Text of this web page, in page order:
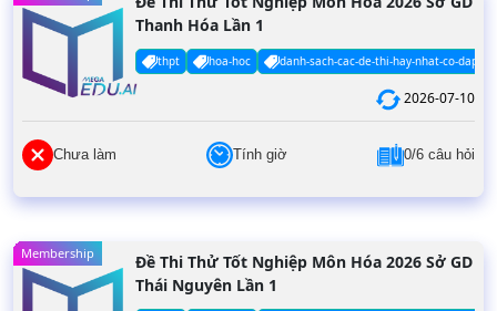
Thanh Hóa Lần 1
thpt hoa-hoc danh-sach-cac-de-thi-hay-nhat-co-dap-an
2026-07-10
Chưa làm Tính giờ 0/6 câu hỏi
Membership
Đề Thi Thử Tốt Nghiệp Môn Hóa 2026 Sở GD
Thái Nguyên Lần 1